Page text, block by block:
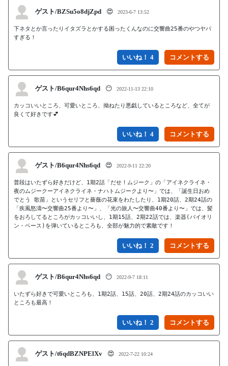
ゲスト/BZSu5o8djZpd 😍 2023-6-7 13:52
下ネタとか言ったりイタズラとかする困ったくんなのに交響曲25番のやつヤバ
すぎる！
いいね！ 4
ゲスト/B6qur4Nhs6qd 😶 2022-11-13 22:10
カッコいいところ、可愛いところ、拗ねたり悪戯しているところなど、全てが
良くて好きです💕
いいね！ 4
ゲスト/B6qur4Nhs6qd 😍 2022-9-11 22:20
普段はいたずら好きだけど、1期2話「だせ！ムジーク」の「アイネクライネ・
夜のムジークーアイネクライネ・ナハトムジークより〜」では、「誕生日おめ
でとう 歌苗」というセリフと薔薇の花束をわたしたり、1期20話、2期24話の
「疾風怒濤〜交響曲25番より〜」、「光の旅人〜交響曲40番より〜」では、髪
をおろしてるところがカッコいいし、1期15話、2期22話では、楽器(バイオリ
ン・ベース)を弾いているところも、全部が魅力的で素敵です！
いいね！ 2
ゲスト/B6qur4Nhs6qd 😶 2022-9-7 18:11
いたずら好きで可愛いところも、1期2話、15話、20話、2期24話のカッコいい
ところも最高！
いいね！ 2
ゲスト/t6qdBZNPElXv 😍 2022-7-22 10:24